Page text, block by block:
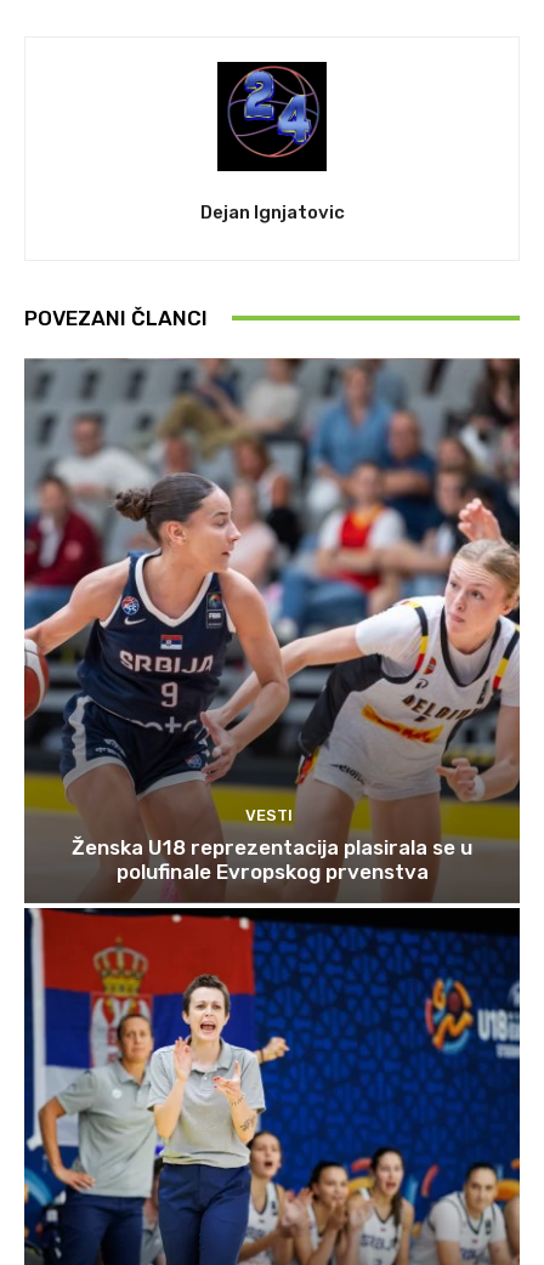
Dejan Ignjatovic
POVEZANI ČLANCI
VESTI
Ženska U18 reprezentacija plasirala se u
polufinale Evropskog prvenstva